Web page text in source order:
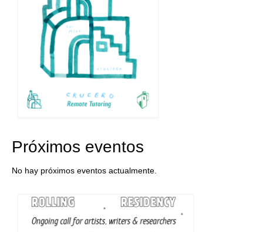
Próximos eventos
No hay próximos eventos actualmente.